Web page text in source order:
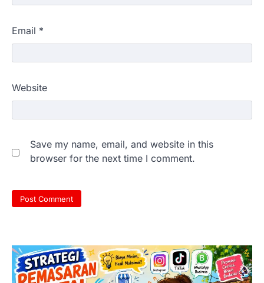
Email *
Website
Save my name, email, and website in this
browser for the next time I comment.